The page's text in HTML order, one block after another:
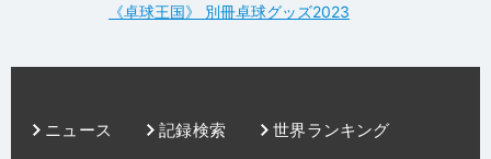
《卓球王国》 別冊卓球グッズ2023
ニュース 記録検索 世界ランキング